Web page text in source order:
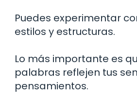
Puedes experimentar
estilos y estructuras.
Lo más importante es
palabras reflejen tus
pensamientos.